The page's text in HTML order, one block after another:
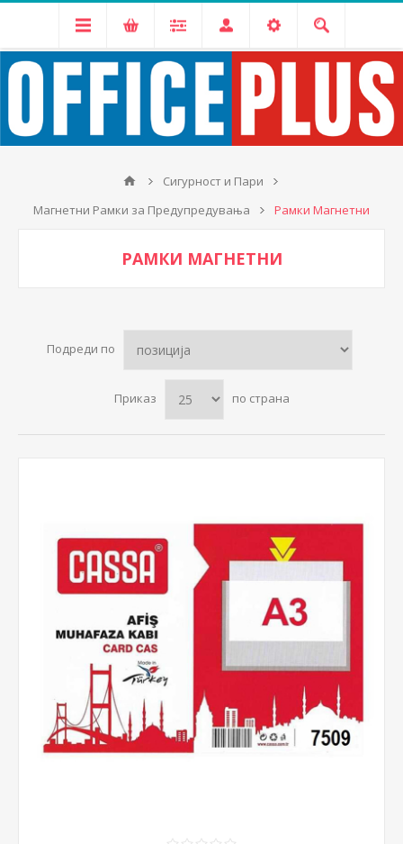
Сигурност и Пари
Магнетни Рамки за Предупредувања
Рамки Магнетни
РАМКИ МАГНЕТНИ
Подреди по
Приказ по страна